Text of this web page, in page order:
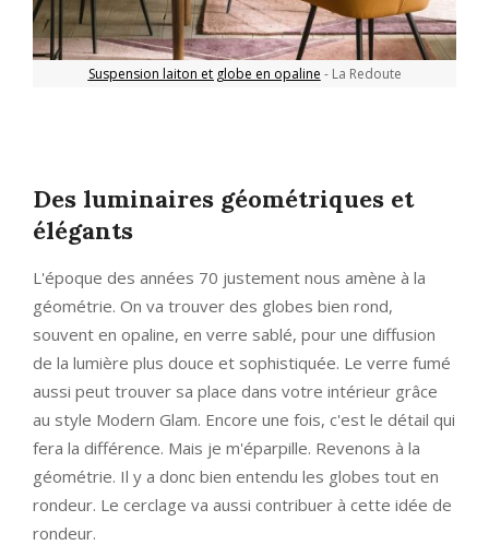
Suspension laiton et globe en opaline - La Redoute
Des luminaires géométriques et
élégants
L'époque des années 70 justement nous amène à la
géométrie. On va trouver des globes bien rond,
souvent en opaline, en verre sablé, pour une diffusion
de la lumière plus douce et sophistiquée. Le verre fumé
aussi peut trouver sa place dans votre intérieur grâce
au style Modern Glam. Encore une fois, c'est le détail qui
fera la différence. Mais je m'éparpille. Revenons à la
géométrie. Il y a donc bien entendu les globes tout en
rondeur. Le cerclage va aussi contribuer à cette idée de
rondeur.